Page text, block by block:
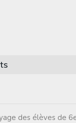
des élèves de